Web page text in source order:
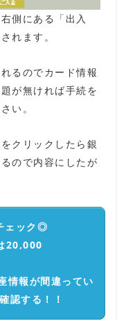
側にある「出入
れます。
るのでカード情報
が無ければ手続を
い。
クリックしたら銀
ので内容にしたが
ェック◎
報が間違ってい
認する！！